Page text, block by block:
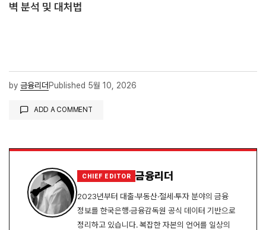
벽 분석 및 대처법
by 금융리더 Published 5월 10, 2026
ADD A COMMENT
CHIEF EDITOR 금융리더
2023년부터 대출·부동산·절세·투자 분야의 금융
정보를 한국은행·금융감독원 공식 데이터 기반으로
정리하고 있습니다. 복잡한 자본의 언어를 일상의